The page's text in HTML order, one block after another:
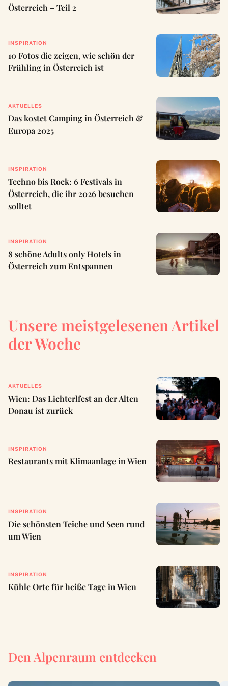
Österreich – Teil 2
INSPIRATION
10 Fotos die zeigen, wie schön der
Frühling in Österreich ist
AKTUELLES
Das kostet Camping in Österreich &
Europa 2025
INSPIRATION
Techno bis Rock: 6 Festivals in
Österreich, die ihr 2026 besuchen
solltet
INSPIRATION
8 schöne Adults only Hotels in
Österreich zum Entspannen
Unsere meistgelesenen Artikel
der Woche
AKTUELLES
Wien: Das Lichterlfest an der Alten
Donau ist zurück
INSPIRATION
Restaurants mit Klimaanlage in Wien
INSPIRATION
Die schönsten Teiche und Seen rund
um Wien
INSPIRATION
Kühle Orte für heiße Tage in Wien
Den Alpenraum entdecken